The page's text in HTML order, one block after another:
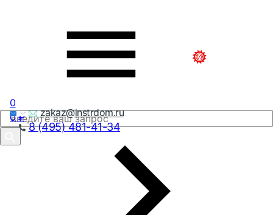
zakaz@instrdom.ru
8 (495) 481-41-34
0
0₽